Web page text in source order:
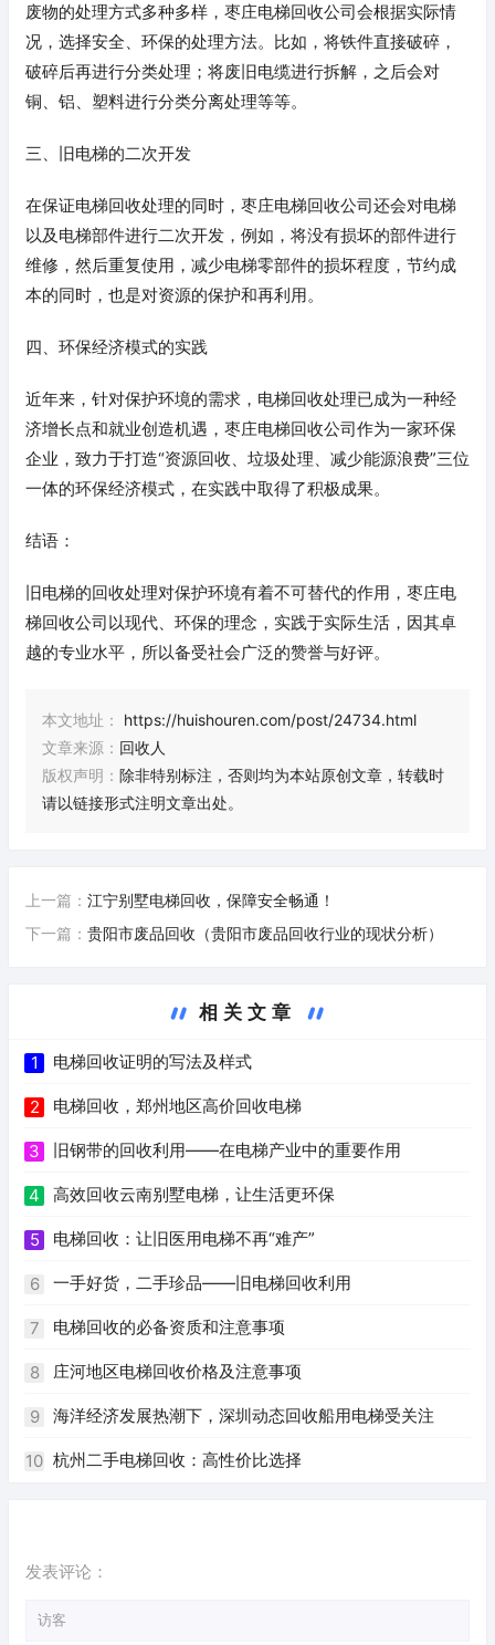
废物的处理方式多种多样，枣庄电梯回收公司会根据实际情
况，选择安全、环保的处理方法。比如，将铁件直接破碎，
破碎后再进行分类处理；将废旧电缆进行拆解，之后会对
铜、铝、塑料进行分类分离处理等等。
三、旧电梯的二次开发
在保证电梯回收处理的同时，枣庄电梯回收公司还会对电梯
以及电梯部件进行二次开发，例如，将没有损坏的部件进行
维修，然后重复使用，减少电梯零部件的损坏程度，节约成
本的同时，也是对资源的保护和再利用。
四、环保经济模式的实践
近年来，针对保护环境的需求，电梯回收处理已成为一种经
济增长点和就业创造机遇，枣庄电梯回收公司作为一家环保
企业，致力于打造“资源回收、垃圾处理、减少能源浪费”三位
一体的环保经济模式，在实践中取得了积极成果。
结语：
旧电梯的回收处理对保护环境有着不可替代的作用，枣庄电
梯回收公司以现代、环保的理念，实践于实际生活，因其卓
越的专业水平，所以备受社会广泛的赞誉与好评。
本文地址：
https://huishouren.com/post/24734.html
文章来源： 回收人
版权声明： 除非特别标注，否则均为本站原创文章，转载时
请以链接形式注明文章出处。
上一篇： 江宁别墅电梯回收，保障安全畅通！
下一篇： 贵阳市废品回收（贵阳市废品回收行业的现状分析）
相关文章
1 电梯回收证明的写法及样式
2 电梯回收，郑州地区高价回收电梯
3 旧钢带的回收利用——在电梯产业中的重要作用
4 高效回收云南别墅电梯，让生活更环保
5 电梯回收：让旧医用电梯不再“难产”
6 一手好货，二手珍品——旧电梯回收利用
7 电梯回收的必备资质和注意事项
8 庄河地区电梯回收价格及注意事项
9 海洋经济发展热潮下，深圳动态回收船用电梯受关注
10 杭州二手电梯回收：高性价比选择
发表评论：